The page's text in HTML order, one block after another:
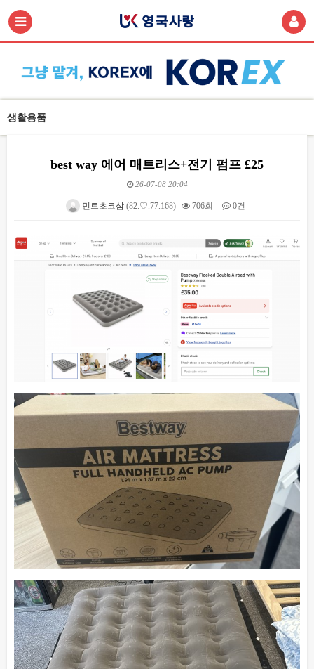
생활용품
best way 에어 매트리스+전기 펌프 £25
26-07-08 20:04
민트초코삼(82.♡.77.168) 706회 0건
본문